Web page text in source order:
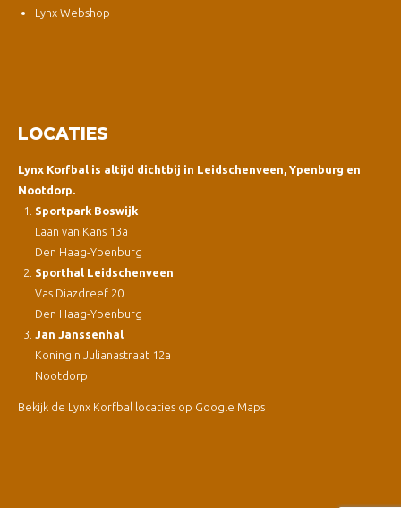
Lynx Webshop
LOCATIES
Lynx Korfbal is altijd dichtbij in Leidschenveen, Ypenburg en
Nootdorp.
Sportpark Boswijk
Laan van Kans 13a
Den Haag-Ypenburg
Sporthal Leidschenveen
Vas Diazdreef 20
Den Haag-Ypenburg
Jan Janssenhal
Koningin Julianastraat 12a
Nootdorp
Bekijk de Lynx Korfbal locaties op Google Maps